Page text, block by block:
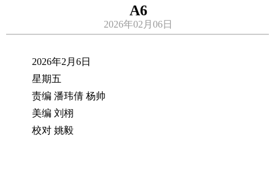
A6
2026年02月06日
2026年2月6日
星期五
责编 潘玮倩 杨帅
美编 刘栩
校对 姚毅